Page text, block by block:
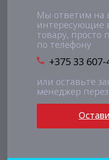
Мы ответим на
интересующие
товару, просто
по телефону
+375 33
или оставьте
менеджер